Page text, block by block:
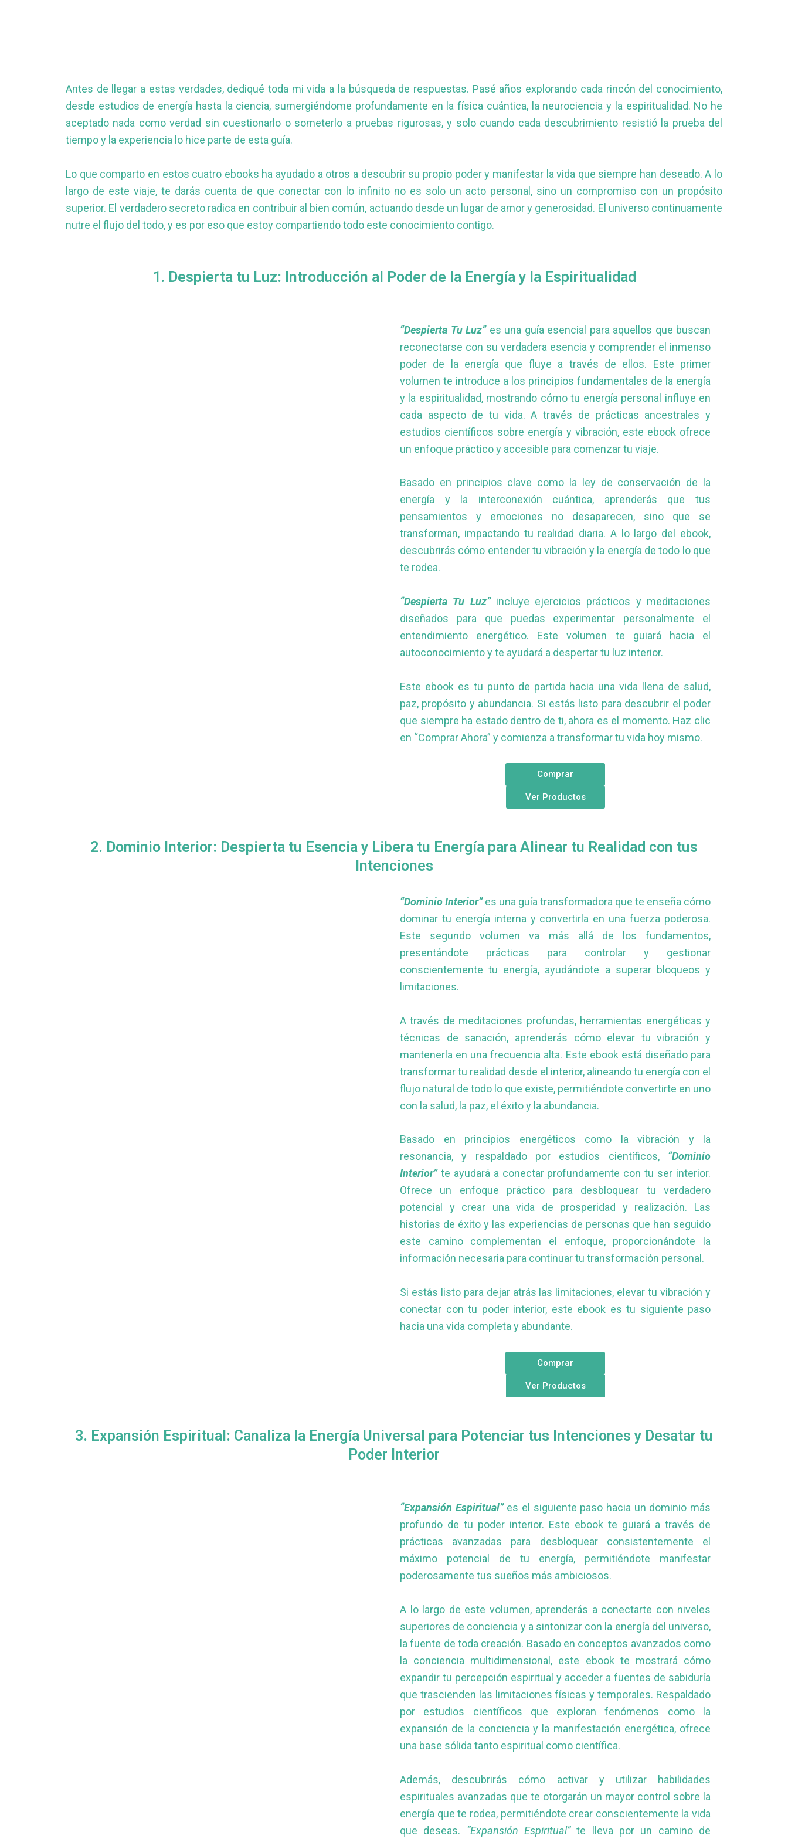
Antes de llegar a estas verdades, dediqué toda mi vida a la búsqueda de respuestas. Pasé años explorando cada rincón del conocimiento,
desde estudios de energía hasta la ciencia, sumergiéndome profundamente en la física cuántica, la neurociencia y la espiritualidad. No he
aceptado nada como verdad sin cuestionarlo o someterlo a pruebas rigurosas, y solo cuando cada descubrimiento resistió la prueba del
tiempo y la experiencia lo hice parte de esta guía.
Lo que comparto en estos cuatro ebooks ha ayudado a otros a descubrir su propio poder y manifestar la vida que siempre han deseado. A lo
largo de este viaje, te darás cuenta de que conectar con lo infinito no es solo un acto personal, sino un compromiso con un propósito
superior. El verdadero secreto radica en contribuir al bien común, actuando desde un lugar de amor y generosidad. El universo continuamente
nutre el flujo del todo, y es por eso que estoy compartiendo todo este conocimiento contigo.
1. Despierta tu Luz: Introducción al Poder de la Energía y la Espiritualidad
“Despierta Tu Luz”es una guía esencial para aquellos que buscan
reconectarse con su verdadera esencia y comprender el inmenso
poder de la energía que fluye a través de ellos. Este primer
volumen te introduce a los principios fundamentales de la energía
y la espiritualidad, mostrando cómo tu energía personal influye en
cada aspecto de tu vida. A través de prácticas ancestrales y
estudios científicos sobre energía y vibración, este ebook ofrece
un enfoque práctico y accesible para comenzar tu viaje.
Basado en principios clave como la ley de conservación de la
energía y la interconexión cuántica, aprenderás que tus
pensamientos y emociones no desaparecen, sino que se
transforman, impactando tu realidad diaria. A lo largo del ebook,
descubrirás cómo entender tu vibración y la energía de todo lo que
te rodea.
“Despierta Tu Luz”incluye ejercicios prácticos y meditaciones
diseñados para que puedas experimentar personalmente el
entendimiento energético. Este volumen te guiará hacia el
autoconocimiento y te ayudará a despertar tu luz interior.
Este ebook es tu punto de partida hacia una vida llena de salud,
paz, propósito y abundancia. Si estás listo para descubrir el poder
que siempre ha estado dentro de ti, ahora es el momento. Haz clic
en “Comprar Ahora” y comienza a transformar tu vida hoy mismo.
Comprar
Ver Productos
2. Dominio Interior: Despierta tu Esencia y Libera tu Energía para Alinear tu Realidad con tus
Intenciones
“Dominio Interior”es una guía transformadora que te enseña cómo
dominar tu energía interna y convertirla en una fuerza poderosa.
Este segundo volumen va más allá de los fundamentos,
presentándote prácticas para controlar y gestionar
conscientemente tu energía, ayudándote a superar bloqueos y
limitaciones.
A través de meditaciones profundas, herramientas energéticas y
técnicas de sanación, aprenderás cómo elevar tu vibración y
mantenerla en una frecuencia alta. Este ebook está diseñado para
transformar tu realidad desde el interior, alineando tu energía con el
flujo natural de todo lo que existe, permitiéndote convertirte en uno
con la salud, la paz, el éxito y la abundancia.
Basado en principios energéticos como la vibración y la
resonancia, y respaldado por estudios científicos, “Dominio
Interior”te ayudará a conectar profundamente con tu ser interior.
Ofrece un enfoque práctico para desbloquear tu verdadero
potencial y crear una vida de prosperidad y realización. Las
historias de éxito y las experiencias de personas que han seguido
este camino complementan el enfoque, proporcionándote la
información necesaria para continuar tu transformación personal.
Si estás listo para dejar atrás las limitaciones, elevar tu vibración y
conectar con tu poder interior, este ebook es tu siguiente paso
hacia una vida completa y abundante.
Comprar
Ver Productos
3. Expansión Espiritual: Canaliza la Energía Universal para Potenciar tus Intenciones y Desatar tu
Poder Interior
“Expansión Espiritual”es el siguiente paso hacia un dominio más
profundo de tu poder interior. Este ebook te guiará a través de
prácticas avanzadas para desbloquear consistentemente el
máximo potencial de tu energía, permitiéndote manifestar
poderosamente tus sueños más ambiciosos.
A lo largo de este volumen, aprenderás a conectarte con niveles
superiores de conciencia y a sintonizar con la energía del universo,
la fuente de toda creación. Basado en conceptos avanzados como
la conciencia multidimensional, este ebook te mostrará cómo
expandir tu percepción espiritual y acceder a fuentes de sabiduría
que trascienden las limitaciones físicas y temporales. Respaldado
por estudios científicos que exploran fenómenos como la
expansión de la conciencia y la manifestación energética, ofrece
una base sólida tanto espiritual como científica.
Además, descubrirás cómo activar y utilizar habilidades
espirituales avanzadas que te otorgarán un mayor control sobre la
energía que te rodea, permitiéndote crear conscientemente la vida
que deseas. “Expansión Espiritual”te lleva por un camino de